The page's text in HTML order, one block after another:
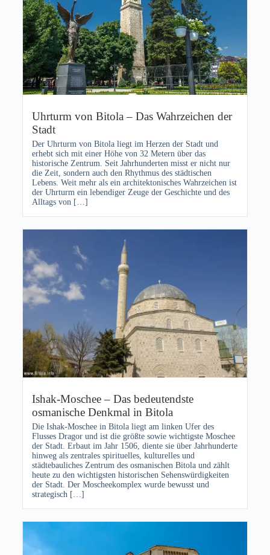
Uhrturm von Bitola – Das Wahrzeichen der
Stadt
Der Uhrturm von Bitola liegt im Herzen der Stadt und
erhebt sich mit einer Höhe von 32 Metern über das
historische Zentrum. Seit Jahrhunderten misst er nicht nur
die Zeit, sondern auch den Rhythmus des städtischen
Lebens. Weit mehr als ein architektonisches Wahrzeichen ist
der Uhrturm ein lebendiger Zeuge der Geschichte und des
Alltags von […]
Ishak-Moschee – Das bedeutendste
osmanische Denkmal in Bitola
Die Ishak-Moschee in Bitola liegt am linken Ufer des
Flusses Dragor und ist die größte sowie wichtigste Moschee
der Stadt. Erbaut im Jahr 1506, diente sie über Jahrhunderte
hinweg als zentrales spirituelles, kulturelles und
städtebauliches Zentrum des osmanischen Bitola und zählt
heute zu den wichtigsten historischen Sehenswürdigkeiten
der Stadt. Der Moscheekomplex wurde bewusst und
strategisch […]